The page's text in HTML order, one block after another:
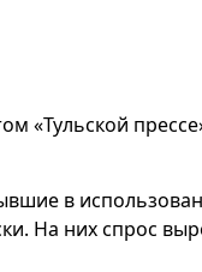
«Тульской
в
На них спрос